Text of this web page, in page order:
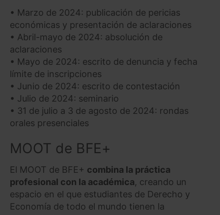
• Marzo de 2024: publicación de pericias
económicas y presentación de aclaraciones
• Abril-mayo de 2024: absolución de
aclaraciones
• Mayo de 2024: escrito de denuncia y fecha
límite de inscripciones
• Junio de 2024: escrito de contestación
• Julio de 2024: seminario
• 31 de julio a 3 de agosto de 2024: rondas
orales presenciales
MOOT de BFE+
El MOOT de BFE+ combina la práctica
profesional con la académica, creando un
espacio en el que estudiantes de Derecho y
Economía de todo el mundo tienen la